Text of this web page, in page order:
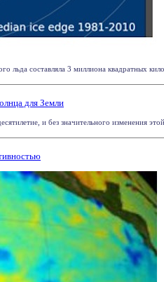
льда составляла 3 миллиона квадратных
для Земли
и без значительного изменения